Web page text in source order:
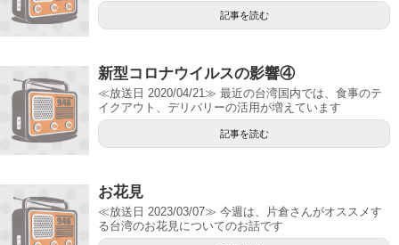
記事を読む
新型コロナウイルスの影響④
≪放送日 2020/04/21≫ 最近の台湾国内では、食事のテ
イクアウト、デリバリーの活用が増えています
記事を読む
お花見
≪放送日 2023/03/07≫ 今週は、片倉さんがオススメす
る台湾のお花見についてのお話です